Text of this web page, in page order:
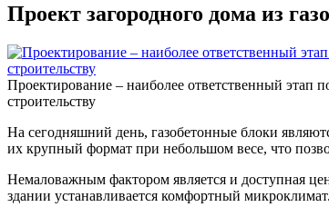
Проект загородного дома из
Проектирование – наиболее ответственный этап
строительству
На сегодняшний день, газобетонные блоки
их крупный формат при небольшом весе, что
Немаловажным фактором является и доступная
здании устанавливается комфортный